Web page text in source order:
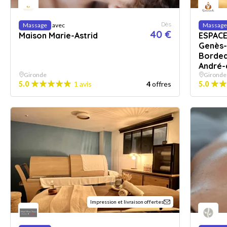
Massage avec
Maison Marie-Astrid
Dès
40 €
Gironde
5.0 1 avis 4offres
Massage
Gironde
5.0
Impression et livraison offertes